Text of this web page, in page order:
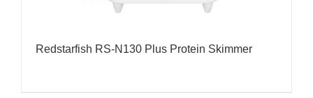
Redstarfish RS-N130 Plus Protein Skimmer